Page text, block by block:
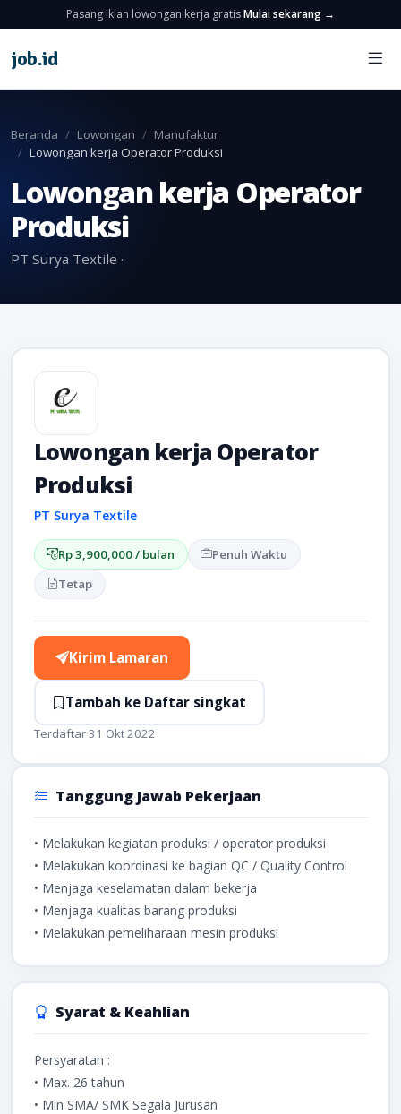
Pasang iklan lowongan kerja gratisMulai sekarang →
job.id
Beranda Lowongan
Manufaktur
Lowongan kerja Operator Produksi
Lowongan kerja Operator
Produksi
PT Surya Textile ·
Lowongan kerja Operator
Produksi
PT Surya Textile
Rp 3,900,000 / bulan
Penuh Waktu
Tetap
Kirim Lamaran
Tambah ke Daftar singkat
Terdaftar 31 Okt 2022
Tanggung Jawab Pekerjaan
• Melakukan kegiatan produksi / operator produksi
• Melakukan koordinasi ke bagian QC / Quality Control
• Menjaga keselamatan dalam bekerja
• Menjaga kualitas barang produksi
• Melakukan pemeliharaan mesin produksi
Syarat & Keahlian
Persyaratan :
• Max. 26 tahun
• Min SMA/ SMK Segala Jurusan